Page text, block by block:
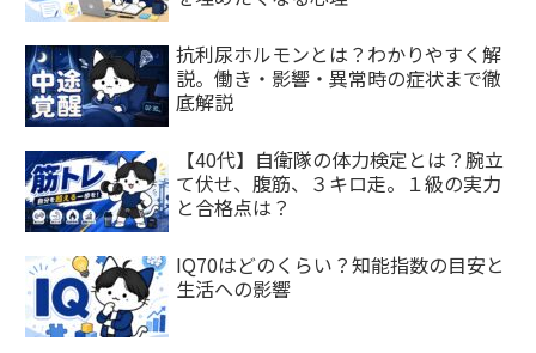
抗利尿ホルモンとは？わかりやすく解
説。働き・影響・異常時の症状まで徹
底解説
【40代】自衛隊の体力検定とは？腕立
て伏せ、腹筋、３キロ走。１級の実力
と合格点は？
IQ70はどのくらい？知能指数の目安と
生活への影響